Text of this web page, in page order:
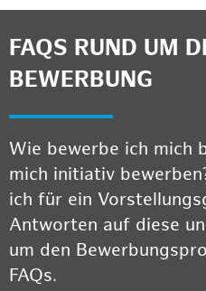
FAQS RUND UM
BEWERBUNG
Wie bewerbe ich mich
mich initiativ
ich für ein
Antworten auf diese
um den
FAQs.